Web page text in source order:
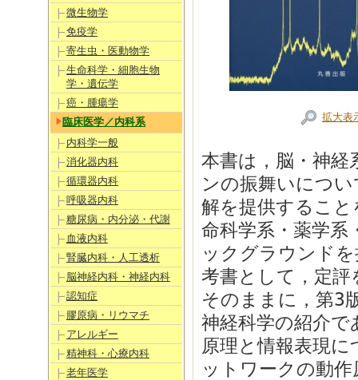
微生物学
免疫学
寄生虫・医動物学
生命科学・細胞生物
学・遺伝学
癌・腫瘍学
臨床医学／内科系
内科学一般
消化器内科
循環器内科
呼吸器内科
糖尿病・内分泌・代謝
血液内科
腎臓内科・人工透析
脳神経内科・神経内科
認知症
膠原病・リウマチ
アレルギー
精神科・心療内科
老年医学
拡大表
本書は，脳・神
ンの振舞いにつ
解を提供するこ
命科学系・薬学系
ックグラウンド
考書として，定
そのままに，第3
神経科学の紹介
原理と情報表現
ットワークの動